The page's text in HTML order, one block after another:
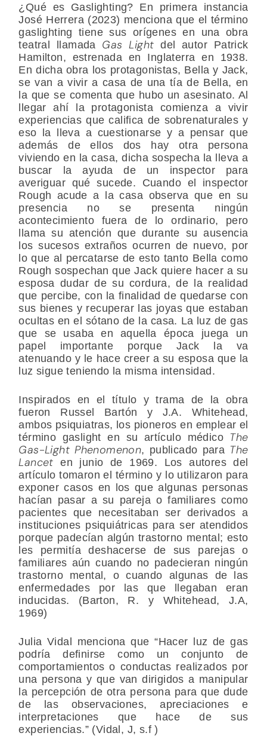
¿Qué es Gaslighting? En primera instancia
José Herrera (2023) menciona que el término
gaslighting tiene sus orígenes en una obra
teatral llamada Gas Light del autor Patrick
Hamilton, estrenada en Inglaterra en 1938.
En dicha obra los protagonistas, Bella y Jack,
se van a vivir a casa de una tía de Bella, en
la que se comenta que hubo un asesinato. Al
llegar ahí la protagonista comienza a vivir
experiencias que califica de sobrenaturales y
eso la lleva a cuestionarse y a pensar que
además de ellos dos hay otra persona
viviendo en la casa, dicha sospecha la lleva a
buscar la ayuda de un inspector para
averiguar qué sucede. Cuando el inspector
Rough acude a la casa observa que en su
presencia no se presenta ningún
acontecimiento fuera de lo ordinario, pero
llama su atención que durante su ausencia
los sucesos extraños ocurren de nuevo, por
lo que al percatarse de esto tanto Bella como
Rough sospechan que Jack quiere hacer a su
esposa dudar de su cordura, de la realidad
que percibe, con la finalidad de quedarse con
sus bienes y recuperar las joyas que estaban
ocultas en el sótano de la casa. La luz de gas
que se usaba en aquella época juega un
papel importante porque Jack la va
atenuando y le hace creer a su esposa que la
luz sigue teniendo la misma intensidad.
Inspirados en el título y trama de la obra
fueron Russel Bartón y J.A. Whitehead,
ambos psiquiatras, los pioneros en emplear el
término gaslight en su artículo médico The
Gas-Light Phenomenon, publicado para The
Lancet en junio de 1969. Los autores del
artículo tomaron el término y lo utilizaron para
exponer casos en los que algunas personas
hacían pasar a su pareja o familiares como
pacientes que necesitaban ser derivados a
instituciones psiquiátricas para ser atendidos
porque padecían algún trastorno mental; esto
les permitía deshacerse de sus parejas o
familiares aún cuando no padecieran ningún
trastorno mental, o cuando algunas de las
enfermedades por las que llegaban eran
inducidas. (Barton, R. y Whitehead, J.A,
1969)
Julia Vidal menciona que “Hacer luz de gas
podría definirse como un conjunto de
comportamientos o conductas realizados por
una persona y que van dirigidos a manipular
la percepción de otra persona para que dude
de las observaciones, apreciaciones e
interpretaciones que hace de sus
experiencias.” (Vidal, J, s.f )